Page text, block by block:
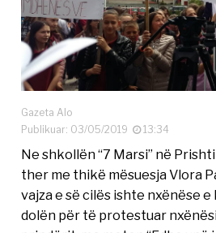
Gazeta Alo
Publikuar: 03/05/2019
13:34
Ne shkollën “7 Marsi” në
ther me thikë mësuesja Vlora
vajza e së cilës ishte nxënëse
dolën për të protestuar